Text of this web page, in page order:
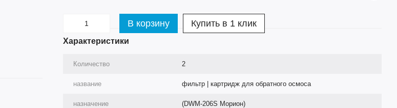
В корзину Купить в 1 клик
Характеристики
Количество 2
название фильтр | картридж для обратного осмоса
назначение (DWM-206S Морион)